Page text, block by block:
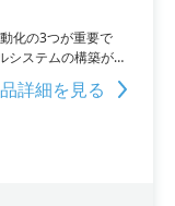
化の3つが重要で
システムの構築が重
をさらに向上させる
える化の可能性、実
詳細を見る